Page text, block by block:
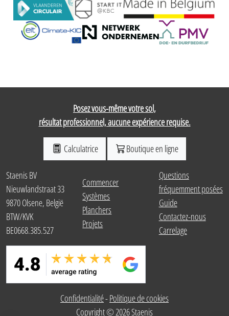
Posez vous-même votre sol,
résultat professionnel, aucune expérience requise.
Calculatrice Boutique en ligne
Staenis BV
Nieuwlandstraat 33
9870 Olsene, België
BTW/KVK
BE0668.385.527
Commencer
Systèmes
Planchers
Projets
Questions
fréquemment posées
Guide
Contactez-nous
Carrelage
Confidentialité-Politique de cookies
Copyright © 2026 Staenis